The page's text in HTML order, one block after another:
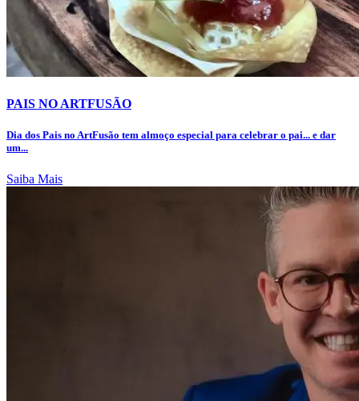
PAIS NO ARTFUSÃO
Dia dos Pais no ArtFusão tem almoço especial para celebrar o pai... e dar
um...
Saiba Mais